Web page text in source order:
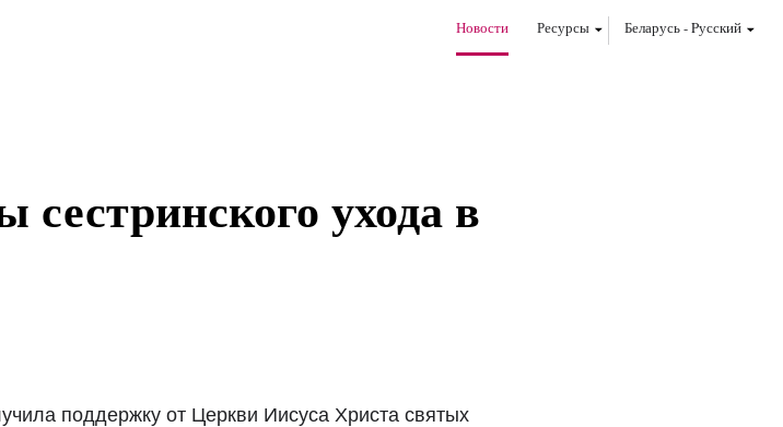
Новости Ресурсы Беларусь-Pусский
ухода в
поддержку от Церкви Иисуса Христа святых